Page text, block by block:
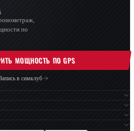
по
МОЩНОСТЬ ПО GPS
в симклуб